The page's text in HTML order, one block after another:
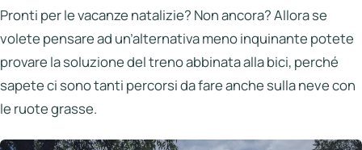
Italia
Northen
Italy
Center
Italy
Souther
Pronti per le vacanze natalizie? Non ancora? Allora se
volete pensare ad un’alternativa meno inquinante potete
provare la soluzione del treno abbinata alla bici, perché
sapete ci sono tanti percorsi da fare anche sulla neve con
le ruote grasse.